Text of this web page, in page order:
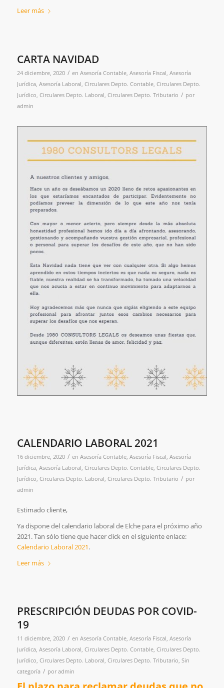
Leer más
CARTA NAVIDAD
24 diciembre, 2020 / en Asesoría Contable, Asesoría Fiscal Asesoría
Jurídica, Asesoría Laboral Circulares Depto. Contable, Circulares Depto.
Jurídico Circulares Depto. Laboral Circulares Depto. Tributario / por
admin
CALENDARIO LABORAL 2021
16 diciembre, 2020 / en Asesoría Contable, Asesoría Fiscal Asesoría
Jurídica, Asesoría Laboral Circulares Depto. Contable, Circulares Depto.
Jurídico Circulares Depto. Laboral Circulares Depto. Tributario / por
admin
Estimado cliente,
Ya dispone del calendario laboral de Elche para el próximo año
2021. Tan sólo tiene que hacer click en el siguiente enlace:
Calendario Laboral 2021.
Leer más
PRESCRIPCIÓN DEUDAS POR COVID-
19
11 diciembre, 2020 / en Asesoría Contable, Asesoría Fiscal, Asesoría
Jurídica, Asesoría Laboral, Circulares Depto. Contable, Circulares Depto.
Jurídico, Circulares Depto. Laboral, Circulares Depto. Tributario, Sin
categoría / poradmin